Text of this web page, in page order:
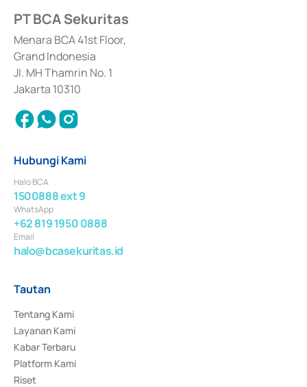
Sertifikat Deposito di Pasar Uang yang izinnya diterbitkan pada tahun 2017
dan izin usaha lainnya dari Bank Indonesia sebagai Lembaga Pendukung
Penerbitan, Transaksi, serta Penatausahaan dan Penyelesaian Transaksi
Surat Berharga Komersial yang izinnya diterbitkan pada tahun 2018.
PT BCA Sekuritas
Menara BCA 41st Floor,
Grand Indonesia
Jl. MH Thamrin No. 1
Jakarta 10310
Hubungi Kami
Halo BCA
1500888 ext 9
WhatsApp
+62 819 1950 0888
Email
halo@bcasekuritas.id
Tautan
Tentang Kami
Layanan Kami
Kabar Terbaru
Platform Kami
Riset